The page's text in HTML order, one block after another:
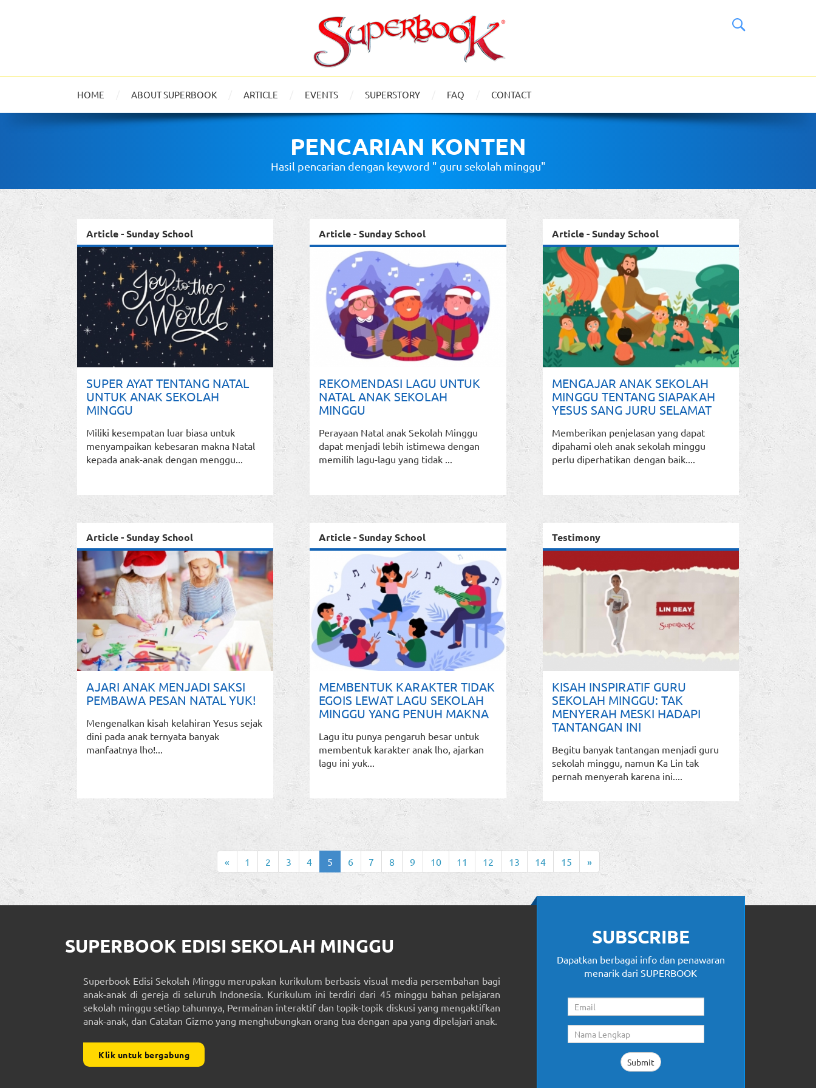
HOME ABOUT SUPERBOOK ARTICLE EVENTS SUPERSTORY FAQ CONTACT
PENCARIAN KONTEN
Hasil pencarian dengan keyword " guru sekolah minggu"
Article - Sunday School
SUPER AYAT TENTANG NATAL
UNTUK ANAK SEKOLAH
MINGGU
Miliki kesempatan luar biasa untuk
menyampaikan kebesaran makna Natal
kepada anak-anak dengan menggu...
Article - Sunday School
REKOMENDASI LAGU UNTUK
NATAL ANAK SEKOLAH
MINGGU
Perayaan Natal anak Sekolah Minggu
dapat menjadi lebih istimewa dengan
memilih lagu-lagu yang tidak ...
Article - Sunday School
MENGAJAR ANAK SEKOLAH
MINGGU TENTANG SIAPAKAH
YESUS SANG JURU SELAMAT
Memberikan penjelasan yang dapat
dipahami oleh anak sekolah minggu
perlu diperhatikan dengan baik....
Article - Sunday School
AJARI ANAK MENJADI SAKSI
PEMBAWA PESAN NATAL YUK!
Mengenalkan kisah kelahiran Yesus sejak
dini pada anak ternyata banyak
manfaatnya lho!...
Article - Sunday School
MEMBENTUK KARAKTER TIDAK
EGOIS LEWAT LAGU SEKOLAH
MINGGU YANG PENUH MAKNA
Lagu itu punya pengaruh besar untuk
membentuk karakter anak lho, ajarkan
lagu ini yuk...
Testimony
KISAH INSPIRATIF GURU
SEKOLAH MINGGU: TAK
MENYERAH MESKI HADAPI
TANTANGAN INI
Begitu banyak tantangan menjadi guru
sekolah minggu, namun Ka Lin tak
pernah menyerah karena ini....
« 1 2 3 4 5 6 7 8 9 10 11 12 13 14 15 »
SUPERBOOK EDISI SEKOLAH MINGGU
Superbook Edisi Sekolah Minggu merupakan kurikulum berbasis visual media persembahan bagi
anak-anak di gereja di seluruh Indonesia. Kurikulum ini terdiri dari 45 minggu bahan pelajaran
sekolah minggu setiap tahunnya, Permainan interaktif dan topik-topik diskusi yang mengaktifkan
anak-anak, dan Catatan Gizmo yang menghubungkan orang tua dengan apa yang dipelajari anak.
Klik untuk bergabung
SUBSCRIBE
Dapatkan berbagai info dan penawaran
menarik dari SUPERBOOK